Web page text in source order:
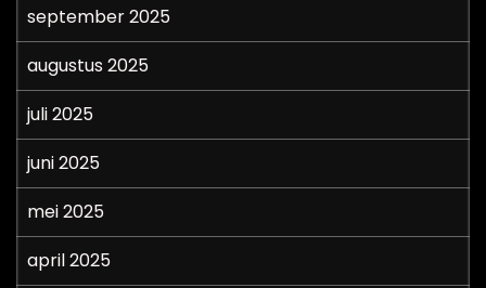
september 2025
augustus 2025
juli 2025
juni 2025
mei 2025
april 2025